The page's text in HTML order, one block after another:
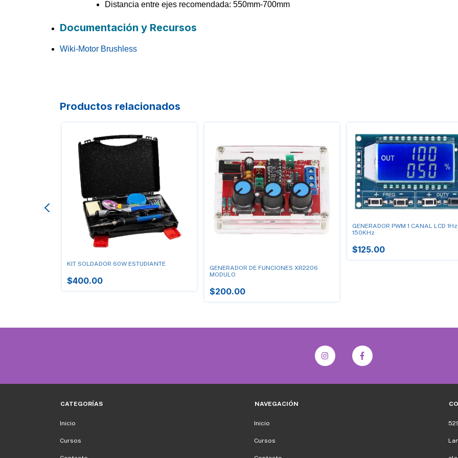
Distancia entre ejes recomendada: 550mm-700mm
Documentación y Recursos
Wiki-Motor Brushless
Productos relacionados
KIT SOLDADOR 60W ESTUDIANTE
$400.00
GENERADOR DE FUNCIONES XR2206
MODULO
$200.00
GENERADOR PWM 1 CANAL LCD
150KHz
$125.00
CATEGORÍAS
Inicio
Cursos
NAVEGACIÓN
Inicio
Cursos